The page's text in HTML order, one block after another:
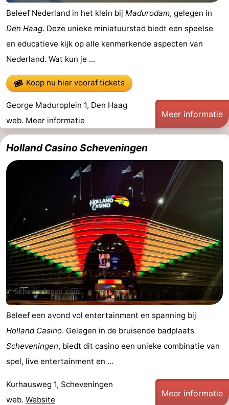
Zierikzee
-
Natuur
Oosterschelde
-
Burgh
Haamstede
-
Natuur
Kop
van
Weer
Contact
Beleef Nederland in het klein bij Madurodam, gelegen in
Den Haag. Deze unieke miniatuurstad biedt een speelse
en educatieve kijk op alle kenmerkende aspecten van
Nederland. Wat kun je ...
Koop nu hier vooraf tickets
George Maduroplein 1, Den Haag
web. Meer informatie
Meer informatie
Holland Casino Scheveningen
Beleef een avond vol entertainment en spanning bij
Holland Casino. Gelegen in de bruisende badplaats
Scheveningen, biedt dit casino een unieke combinatie van
spel, live entertainment en ...
Kurhausweg 1, Scheveningen
web. Website
Meer informatie